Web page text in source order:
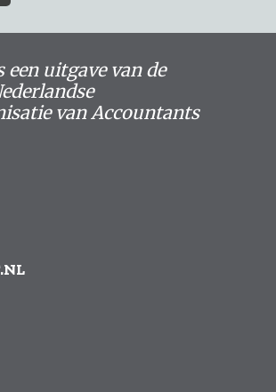
uitgave van de
van Accountants